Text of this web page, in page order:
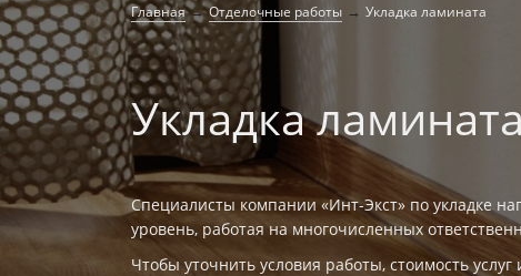
Главная → Отделочные работы → Укладка ламината
Укладка ламината
Специалисты компании «Инт-Экст» по укладке
уровень, работая на многочисленных
Чтобы уточнить условия работы, стоимость